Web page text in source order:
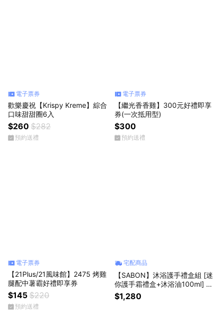
電子票券
歡樂慶祝【Krispy Kreme】綜合
口味甜甜圈6入
$260 $282
預約送禮
電子票券
【繼光香香雞】300元好禮即享
券(一次抵用型)
$300
預約送禮
電子票券
【21Plus/21風味館】2475 烤雞
腿配中薯霸好禮即享券
$145 $220
預約送禮
宅配商品
【SABON】沐浴護手禮盒組 [迷
你護手霜禮盒+沐浴油100ml] 禮
物獨家 x 哈根達斯限量聯名組
$1,280